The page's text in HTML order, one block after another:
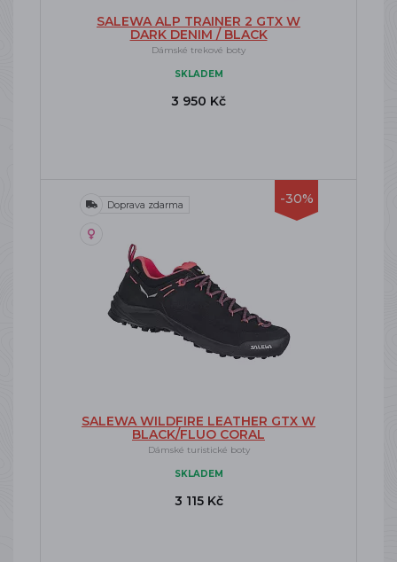
SALEWA ALP TRAINER 2 GTX W
DARK DENIM / BLACK
Dámské trekové boty
SKLADEM
3 950 Kč
-30%
Doprava zdarma
SALEWA WILDFIRE LEATHER GTX W
BLACK/FLUO CORAL
Dámské turistické boty
SKLADEM
3 115 Kč